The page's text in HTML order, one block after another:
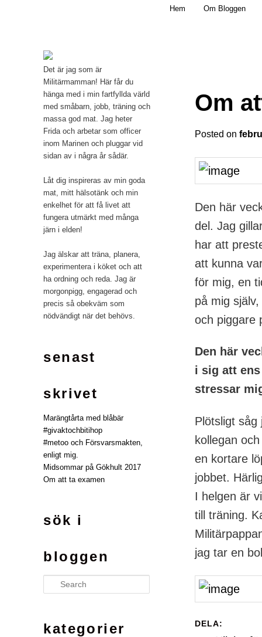
Mamma, militär och märkbart obekväm
Hem Om Bloggen
Om
Posted on
Den här
del. Jag
har att
att kunna
för mig, en
på mig
och piggare
Den här
i sig att
stressar
Plötsligt
kollegan
en kortare
jobbet.
I helgen är
till träning.
jag tar en
DELA:
Det är jag som är
Militärmamman! Här får du
hänga med i min fartfyllda värld
med småbarn, jobb, träning och
massa god mat. Jag heter
Frida och arbetar som officer
inom Marinen och pluggar vid
sidan av i några år sådär.
Låt dig inspireras av min goda
mat, mitt hälsotänk och min
enkelhet för att få livet att
fungera utmärkt med många
järn i elden!
Jag älskar att träna, planera,
experimentera i köket och att
ha ordning och reda. Jag är
morgonpigg, engagerad och
precis så obekväm som
nödvändigt när det behövs.
senast
skrivet
Marängtårta med blåbär
#givaktochbitihop
#metoo och Försvarsmakten,
enligt mig.
Midsommar på Gökhult 2017
Om att ta examen
sök i
bloggen
Search
kategorier